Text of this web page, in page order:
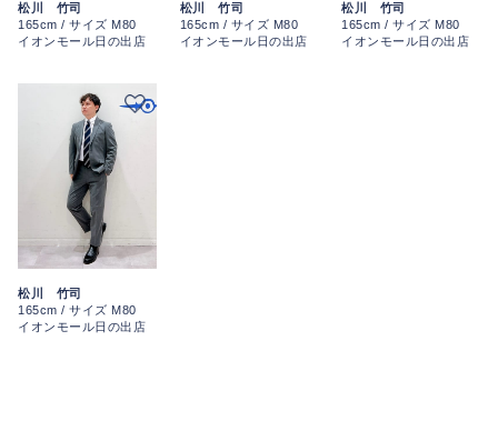
松川 竹司
165cm / サイズ M80
イオンモール日の出店
松川 竹司
165cm / サイズ M80
イオンモール日の出店
松川 竹司
165cm / サイズ M80
イオンモール日の出店
松川 竹司
165cm / サイズ M80
イオンモール日の出店